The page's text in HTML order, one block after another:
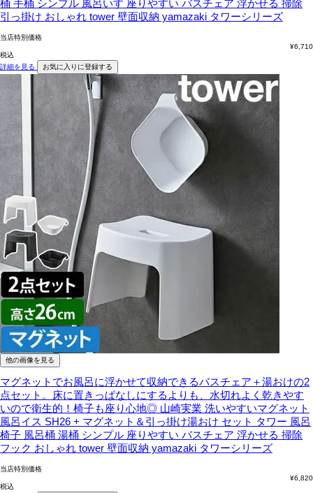
桶 手桶 シンプル 風呂いす 座りやすい バスチェア 浮かせる 掃除
引っ掛け おしゃれ tower 壁面収納 yamazaki タワーシリーズ
当店特別価格
¥6,710
税込
詳細を見る
お気に入りに登録する
他の画像を見る
マグネットでお風呂に浮かせて収納できるバスチェア＋湯おけの2
点セット。床に置きっぱなしにするよりも、水切れよく乾きやす
いので衛生的！椅子も座り心地◎ 山崎実業 洗いやすいマグネット
風呂イス SH26 + マグネット＆引っ掛け湯おけ セット タワー 風呂
椅子 風呂桶 湯桶 シンプル 座りやすい バスチェア 浮かせる 掃除
フック おしゃれ tower 壁面収納 yamazaki タワーシリーズ
当店特別価格
¥6,820
税込